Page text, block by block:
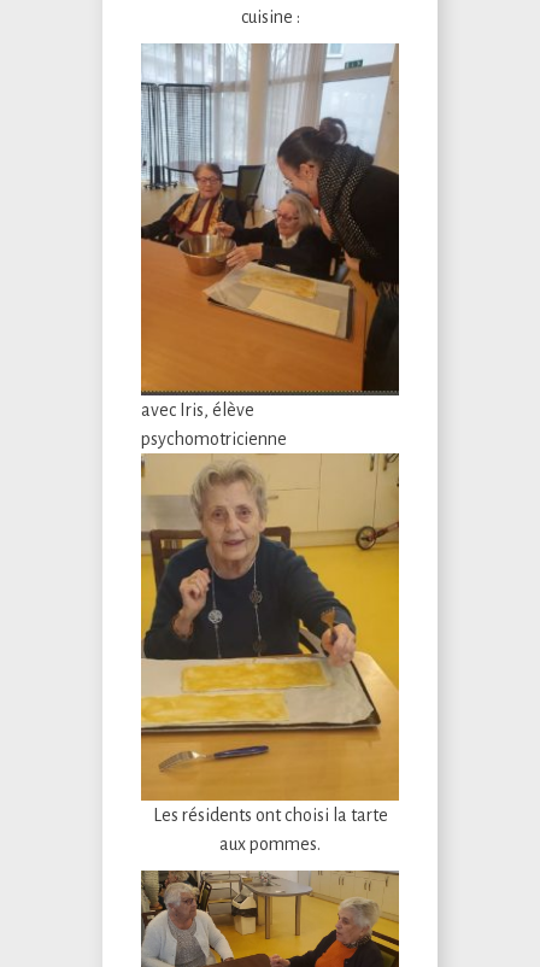
cuisine :
avec Iris, élève
psychomotricienne
Les résidents ont choisi la tarte
aux pommes.